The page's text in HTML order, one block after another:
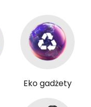
Eko gadżety